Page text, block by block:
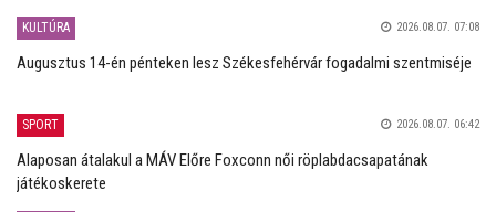
KULTÚRA 2026.08.07. 07:08
Augusztus 14-én pénteken lesz Székesfehérvár fogadalmi szentmiséje
SPORT 2026.08.07. 06:42
Alaposan átalakul a MÁV Előre Foxconn női röplabdacsapatának
játékoskerete